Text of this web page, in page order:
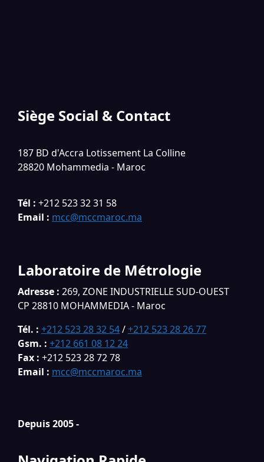
Siège Social & Contact
187 BD d'Accra Lotissement La Colline
28820 Mohammedia - Maroc
Tél : +212 523 32 31 58
Email : mcc@mccmaroc.ma
Laboratoire de Métrologie
Adresse : 269, ZONE INDUSTRIELLE SUD-OUEST
CP 28810 MOHAMMEDIA - Maroc
Tél. : +212 523 28 32 54/+212 523 28 26 77
Gsm. : +212 661 08 12 24
Fax : +212 523 28 72 78
Email : mcc@mccmaroc.ma
Depuis 2005 -